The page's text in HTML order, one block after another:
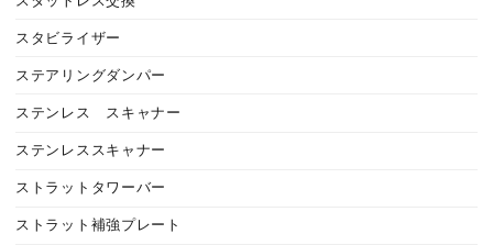
スタビライザー
ステアリングダンパー
ステンレス スキャナー
ステンレススキャナー
ストラットタワーバー
ストラット補強プレート